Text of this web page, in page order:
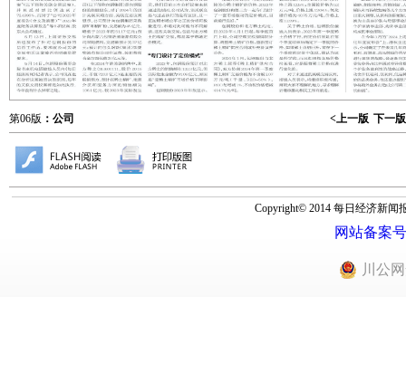
第06版 ：公司 下一
<上一版
Copyright© 2014 每日经济新
网站备案
川公